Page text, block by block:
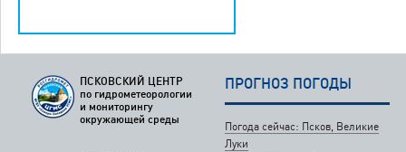
ПСКОВСКИЙ ЦЕНТР
по гидрометеорологии
и мониторингу
окружающей среды
ПРОГНОЗ ПОГОДЫ
Погода сейчас: Псков, Великие
Луки